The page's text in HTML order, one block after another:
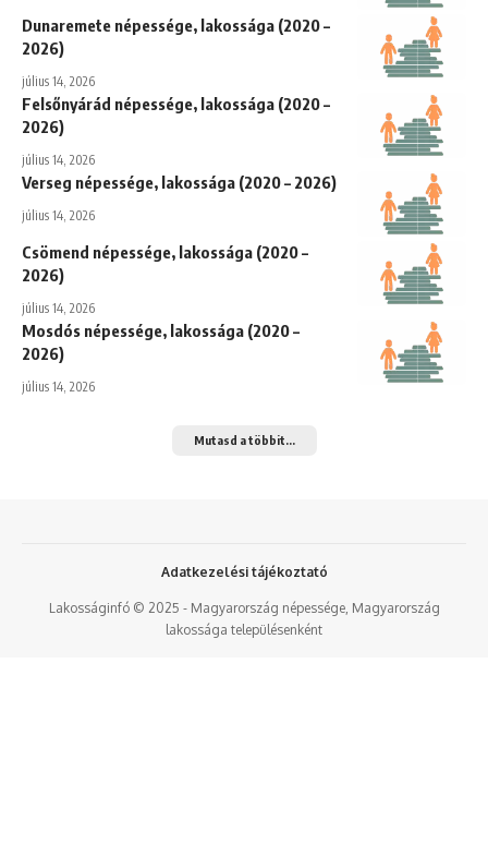
Dunaremete népessége, lakossága (2020 –
2026)
július 14, 2026
Felsőnyárád népessége, lakossága (2020 –
2026)
július 14, 2026
Verseg népessége, lakossága (2020 – 2026)
július 14, 2026
Csömend népessége, lakossága (2020 –
2026)
július 14, 2026
Mosdós népessége, lakossága (2020 –
2026)
július 14, 2026
Mutasd a többit...
Lakosságinfó © 2025 - Magyarország népessége, Magyarország
lakossága településenként
Adatkezelési tájékoztató